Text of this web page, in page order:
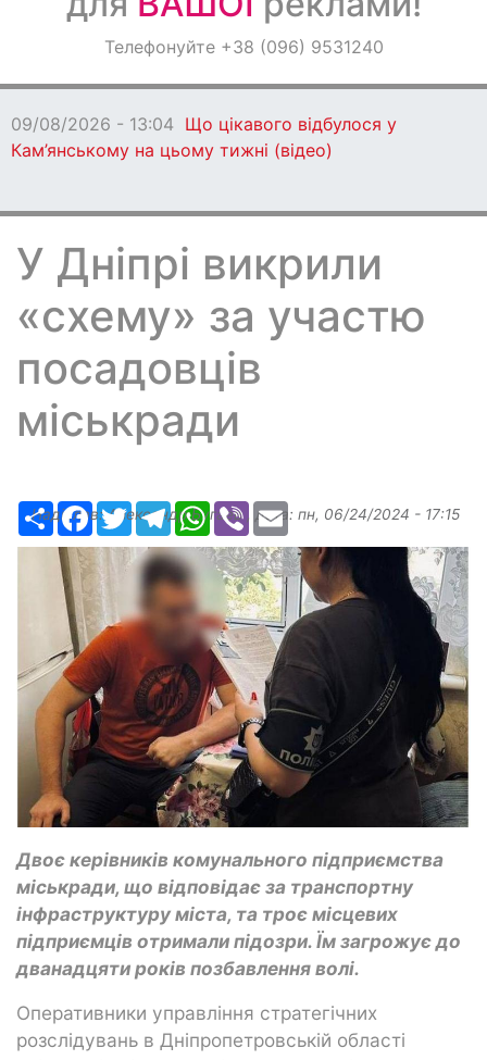
ОголошенняТелефонуйте +38 (096) 9531240
09/08/2026 - 13:04 Що цікавого відбулося у
Кам’янському на цьому тижні (відео)
У Дніпрі викрили
«схему» за участю
посадовців
міськради
РесурсFacebook
TwitterTelegramWhatsApp
ViberEmail
Надіслав:Александр Бугаев, дата: пн, 06/24/2024 - 17:15
Двоє керівників комунального підприємства
міськради, що відповідає за транспортну
інфраструктуру міста, та троє місцевих
підприємців отримали підозри. Їм загрожує до
дванадцяти років позбавлення волі.
Оперативники управління стратегічних
розслідувань в Дніпропетровській області